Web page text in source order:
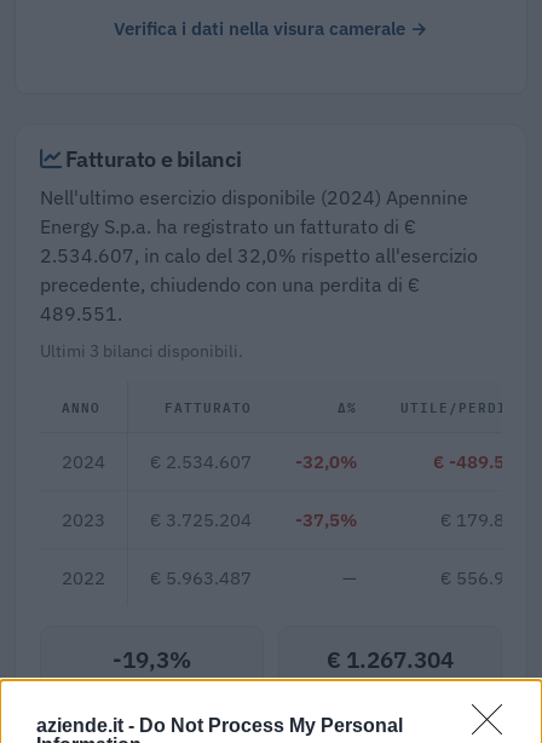
aziende.it - Do Not Process My Personal
Verifica i dati nella visura camerale →
Fatturato e bilanci
Nell'ultimo esercizio disponibile (2024) Apennine
Energy S.p.a. ha registrato un fatturato di €
2.534.607, in calo del 32,0% rispetto all'esercizio
precedente, chiudendo con una perdita di €
489.551.
Ultimi 3 bilanci disponibili.
ANNO FATTURATO Δ% UTILE/PERDITA
2024 € 2.534.607 -32,0% € -489.551
2023 € 3.725.204 -37,5% € 179.842
2022 € 5.963.487 — € 556.996
-19,3% € 1.267.304